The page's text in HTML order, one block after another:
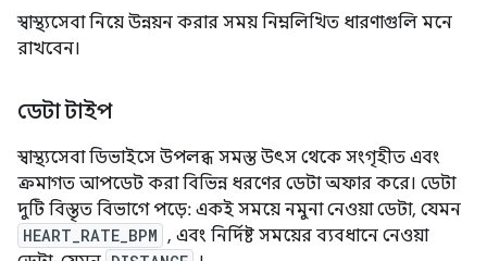
স্বাস্থ্যসেবা নিয়ে উন্নয়ন করার সময় নিম্নলিখিত ধারণাগুলি মনে
রাখবেন।
ডেটা টাইপ
স্বাস্থ্যসেবা ডিভাইসে উপলব্ধ সমস্ত উৎস থেকে সংগৃহীত এবং
ক্রমাগত আপডেট করা বিভিন্ন ধরণের ডেটা অফার করে। ডেটা
দুটি বিস্তৃত বিভাগে পড়ে: একই সময়ে নমুনা নেওয়া ডেটা, যেমন
HEART_RATE_BPM , এবং নির্দিষ্ট সময়ের ব্যবধানে নেওয়া